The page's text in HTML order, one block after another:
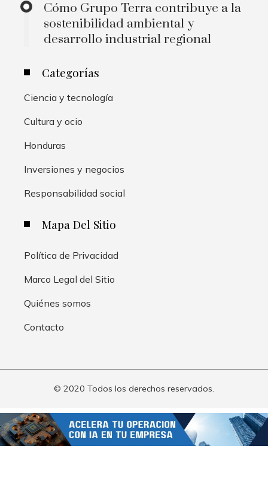
Cómo Grupo Terra contribuye a la
sostenibilidad ambiental y
desarrollo industrial regional
Categorías
Ciencia y tecnología
Cultura y ocio
Honduras
Inversiones y negocios
Responsabilidad social
Mapa Del Sitio
Política de Privacidad
Marco Legal del Sitio
Quiénes somos
Contacto
© 2020 Todos los derechos reservados.